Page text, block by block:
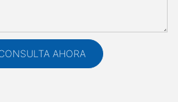
AHORA